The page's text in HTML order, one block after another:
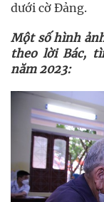
dưới cờ Đảng.
Một số hình
theo lời Bác,
năm 2023: